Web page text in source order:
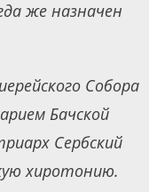
же назначен
Собора
Бачской
Сербский
хиротонию.